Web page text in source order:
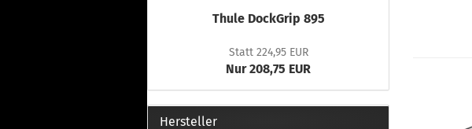
Dachskiträger
Thule Ersatzteile
Gepäck und Reisetaschen
Thule DockGrip 895
Statt 224,95 EUR
Nur 208,75 EUR
Hersteller